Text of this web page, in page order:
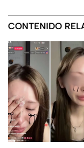
CONTENIDO